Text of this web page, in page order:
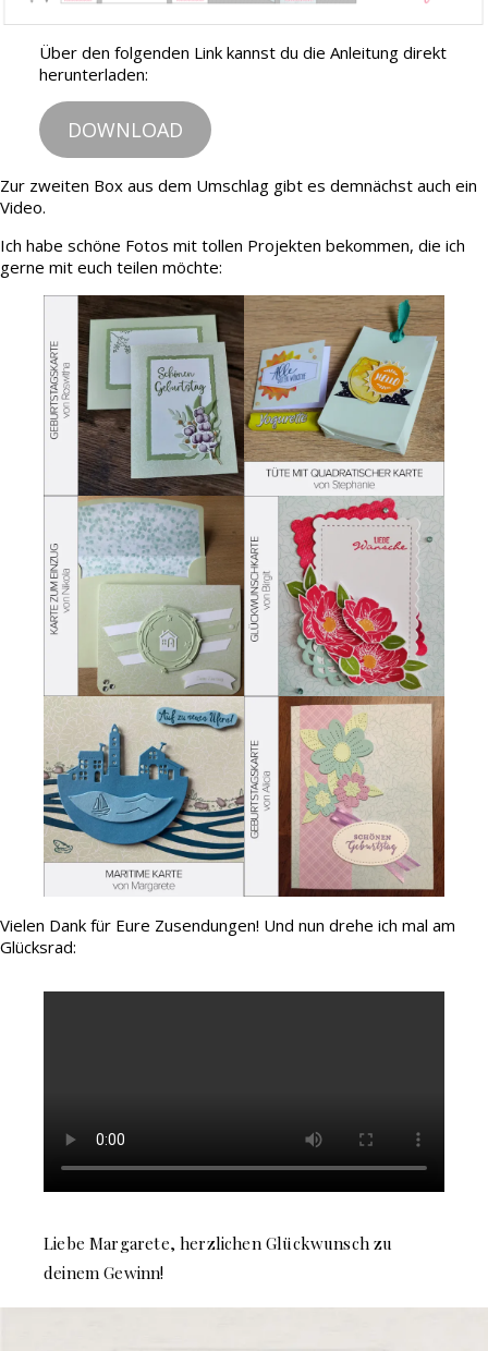
Über den folgenden Link kannst du die Anleitung direkt
herunterladen:
DOWNLOAD
Zur zweiten Box aus dem Umschlag gibt es demnächst auch ein
Video.
Ich habe schöne Fotos mit tollen Projekten bekommen, die ich
gerne mit euch teilen möchte:
Vielen Dank für Eure Zusendungen! Und nun drehe ich mal am
Glücksrad:
Liebe Margarete, herzlichen Glückwunsch zu
deinem Gewinn!